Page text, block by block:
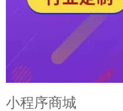
小程序商城